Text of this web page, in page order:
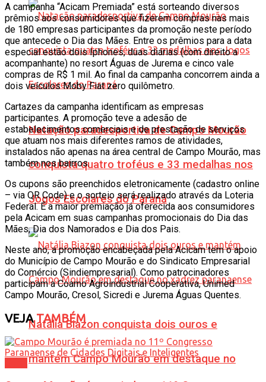
Natação paradesportiva de Campo Mourão
conquista quatro troféus e 33 medalhas nos
Jogos Escolares do Paraná
Natália Biazon conquista dois ouros e
mantém Campo Mourão em destaque no
A campanha “Acicam Premiada” está sorteando diversos
prêmios aos consumidores que fizerem compras nas mais
de 180 empresas participantes da promoção neste período
que antecede o Dia das Mães. Entre os prêmios para a data
especial estão dois Iphones, duas diárias (com direito a
acompanhante) no resort Águas de Jurema e cinco vale
compras de R$ 1 mil. Ao final da campanha concorrem ainda a
dois veículos Moby Fiat zero quilômetro.
Cartazes da campanha identificam as empresas
participantes. A promoção teve a adesão de
estabelecimentos comerciais e de prestação de serviços
que atuam nos mais diferentes ramos de atividades,
instalados não apenas na área central de Campo Mourão, mas
também nos bairros.
Os cupons são preenchidos eletronicamente (cadastro online
– via QR Code) e o sorteio será realizado através da Loteria
Federal. É a maior premiação já oferecida aos consumidores
pela Acicam em suas campanhas promocionais do Dia das
Mães, Dia dos Namorados e Dia dos Pais.
Neste ano, a promoção encabeçada pela Acicam tem o apoio
do Município de Campo Mourão e do Sindicato Empresarial
do Comércio (Sindiempresarial). Como patrocinadores
participam a Coamo Agroindustrial Cooperativa, Unimed
Campo Mourão, Cresol, Sicredi e Jurema Águas Quentes.
VEJATAMBÉM